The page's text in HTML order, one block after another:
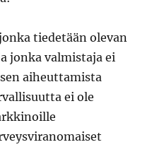
tiedetään olevan
jonka valmistaja ei
aiheuttamista
ei ole